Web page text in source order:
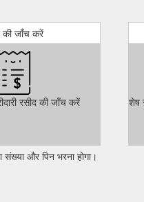
and cultures, as well as
snowmass/wellness/spa
Luxury
in Playa Del
FAQ |
questions that we're
की जाँच करें
रसीद की जाँच करें शेष
और पिन भरना होगा।